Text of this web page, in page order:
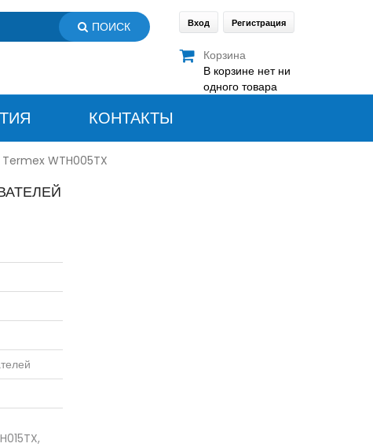
ПОИСК Вход Регистрация
Корзина
В корзине нет ни
одного товара
КОНТАКТЫ
Termex WTH005TX